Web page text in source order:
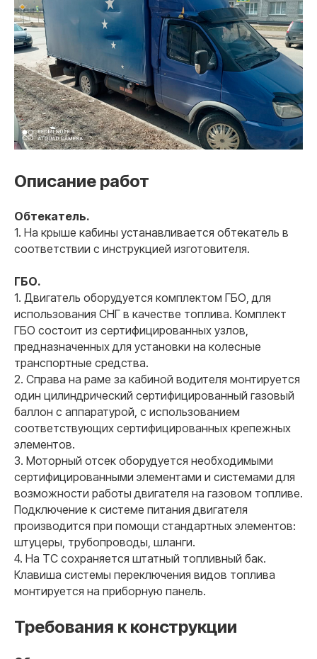
Описание работ
Обтекатель.
1. На крыше кабины устанавливается обтекатель в
соответствии с инструкцией изготовителя.
ГБО.
1. Двигатель оборудуется комплектом ГБО, для
использования СНГ в качестве топлива. Комплект
ГБО состоит из сертифицированных узлов,
предназначенных для установки на колесные
транспортные средства.
2. Справа на раме за кабиной водителя монтируется
один цилиндрический сертифицированный газовый
баллон с аппаратурой, с использованием
соответствующих сертифицированных крепежных
элементов.
3. Моторный отсек оборудуется необходимыми
сертифицированными элементами и системами для
возможности работы двигателя на газовом топливе.
Подключение к системе питания двигателя
производится при помощи стандартных элементов:
штуцеры, трубопроводы, шланги.
4. На ТС сохраняется штатный топливный бак.
Клавиша системы переключения видов топлива
монтируется на приборную панель.
Требования к конструкции